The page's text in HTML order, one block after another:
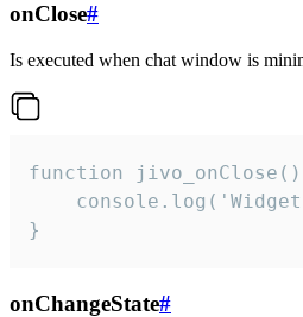
onClose#
Is executed when chat window is
function
}
onChangeState#